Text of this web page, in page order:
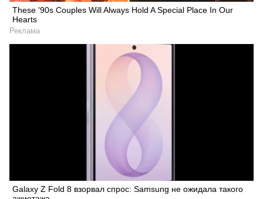
These '90s Couples Will Always Hold A Special Place In Our
Hearts
Реклама
Galaxy Z Fold 8 взорвал спрос: Samsung не ожидала такого